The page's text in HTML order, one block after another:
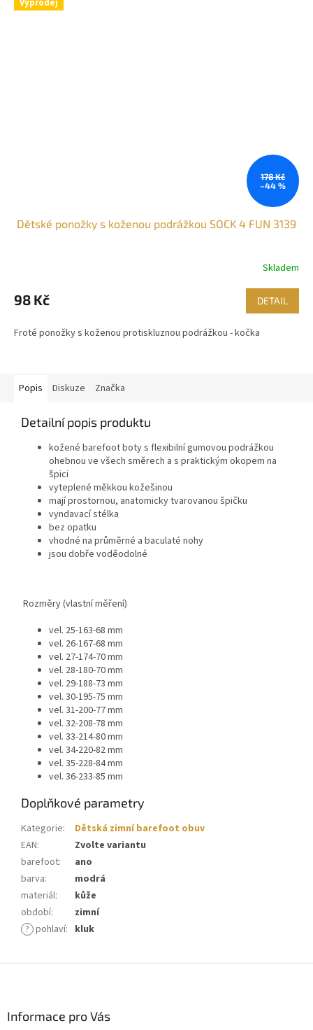
178 Kč
–44 %
Dětské ponožky s koženou podrážkou SOCK 4 FUN 3139
produktu
je
z
Skladem
98 Kč DETAIL
Froté ponožky s koženou protiskluznou podrážkou - kočka
Popis Diskuze Značka
Detailní popis produktu
kožené barefoot boty s flexibilní gumovou podrážkou
ohebnou ve všech směrech a s praktickým okopem na
špici
vyteplené měkkou kožešinou
mají prostornou, anatomicky tvarovanou špičku
vyndavací stélka
bez opatku
vhodné na průměrné a baculaté nohy
jsou dobře voděodolné
Rozměry (vlastní měření)
vel. 25-163-68 mm
vel. 26-167-68 mm
vel. 27-174-70 mm
vel. 28-180-70 mm
vel. 29-188-73 mm
vel. 30-195-75 mm
vel. 31-200-77 mm
vel. 32-208-78 mm
vel. 33-214-80 mm
vel. 34-220-82 mm
vel. 35-228-84 mm
vel. 36-233-85 mm
Doplňkové parametry
Kategorie:
Dětská zimní barefoot obuv
EAN:
Zvolte variantu
barefoot:
ano
barva:
modrá
materiál:
kůže
období:
zimní
? pohlaví: kluk
Informace pro Vás